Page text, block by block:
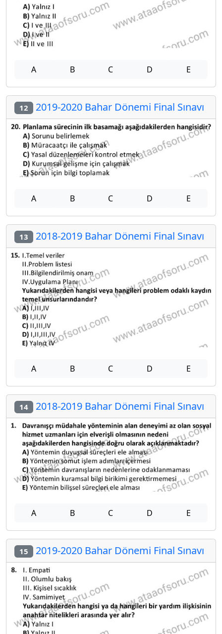
A B C D E
12 2019-2020 Bahar Dönemi Final Sınavı
A B C D E
13 2018-2019 Bahar Dönemi Final Sınavı
A B C D E
14 2018-2019 Bahar Dönemi Final Sınavı
A B C D E
15 2019-2020 Bahar Dönemi Final Sınavı